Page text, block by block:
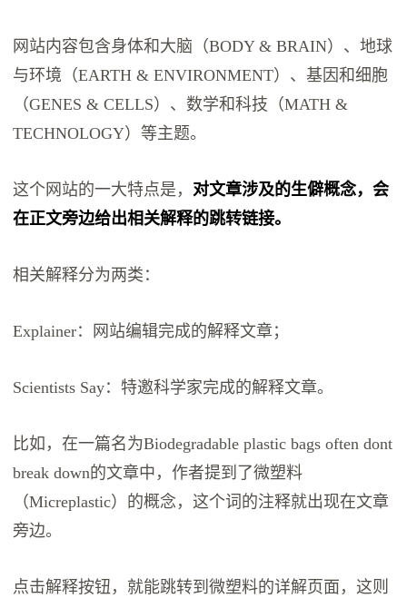
网站内容包含身体和大脑（BODY & BRAIN）、地球
与环境（EARTH & ENVIRONMENT）、基因和细胞
（GENES & CELLS）、数学和科技（MATH &
TECHNOLOGY）等主题。
这个网站的一大特点是，对文章涉及的生僻概念，会
在正文旁边给出相关解释的跳转链接。
相关解释分为两类：
Explainer：网站编辑完成的解释文章；
Scientists Say：特邀科学家完成的解释文章。
比如，在一篇名为Biodegradable plastic bags often dont
break down的文章中，作者提到了微塑料
（Micreplastic）的概念，这个词的注释就出现在文章
旁边。
点击解释按钮，就能跳转到微塑料的详解页面，这则